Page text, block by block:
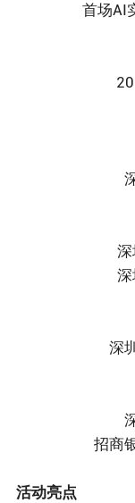
首场AI
深
招商
活动亮点